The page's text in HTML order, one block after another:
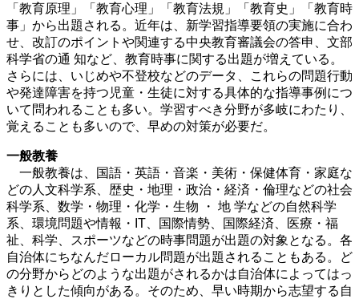
「教育原理」「教育心理」「教育法規」「教育史」「教育時
事」から出題される。近年は、新学習指導要領の実施に合わ
せ、改訂のポイントや関連する中央教育審議会の答申、文部
科学省の通 知など、教育時事に関する出題が増えている。
さらには、いじめや不登校などのデータ、これらの問題行動
や発達障害を持つ児童・生徒に対する具体的な指導事例につ
いて問われることも多い。学習すべき分野が多岐にわたり、
覚えることも多いので、早めの対策が必要だ。
一般教養
一般教養は、国語・英語・音楽・美術・保健体育・家庭な
どの人文科学系、歴史・地理・政治・経済・倫理などの社会
科学系、数学・物理・化学・生物 ・ 地 学などの自然科学
系、環境問題や情報・IT、国際情勢、国際経済、医療・福
祉、科学、スポーツなどの時事問題が出題の対象となる。各
自治体にちなんだローカル問題が出題されることもある。ど
の分野からどのような出題がされるかは自治体によってはっ
きりとした傾向がある。そのため、早い時期から志望する自